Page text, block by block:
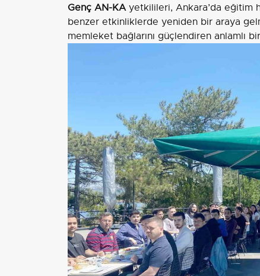
Genç AN-KAyetkilileri, Ankara’da eğitim
benzer etkinliklerde yeniden bir araya
memleket bağlarını güçlendiren anlamlı